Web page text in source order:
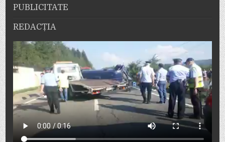
PUBLICITATE
REDACȚIA